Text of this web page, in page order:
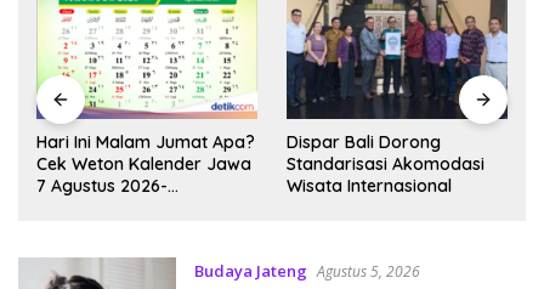
Dispar Bali Dorong
Standarisasi Akomodasi
Wisata Internasional
Lagu Hari Merdeka, Ini
Sejarah dan Sosok Husein
Mutahar
Budaya Jateng Agustus 5, 2026